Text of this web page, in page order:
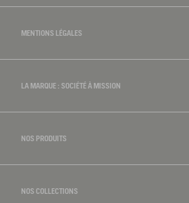
MENTIONS LÉGALES
LA MARQUE : SOCIÉTÉ À MISSION
NOS PRODUITS
NOS COLLECTIONS